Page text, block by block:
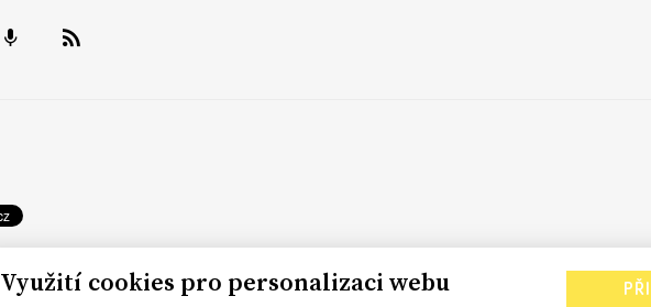
Využití cookies pro personalizaci webu